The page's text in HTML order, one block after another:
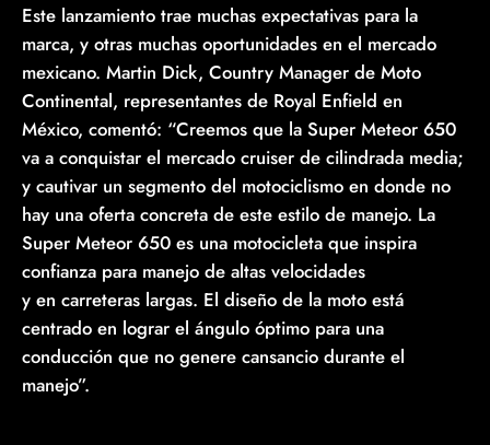
Este lanzamiento trae muchas expectativas para la
marca, y otras muchas oportunidades en el mercado
mexicano. Martin Dick, Country Manager de Moto
Continental, representantes de Royal Enfield en
México, comentó: “Creemos que la Super Meteor 650
va a conquistar el mercado cruiser de cilindrada media;
y cautivar un segmento del motociclismo en donde no
hay una oferta concreta de este estilo de manejo. La
Super Meteor 650 es una motocicleta que inspira
confianza para manejo de altas velocidades
y en carreteras largas. El diseño de la moto está
centrado en lograr el ángulo óptimo para una
conducción que no genere cansancio durante el
manejo”.